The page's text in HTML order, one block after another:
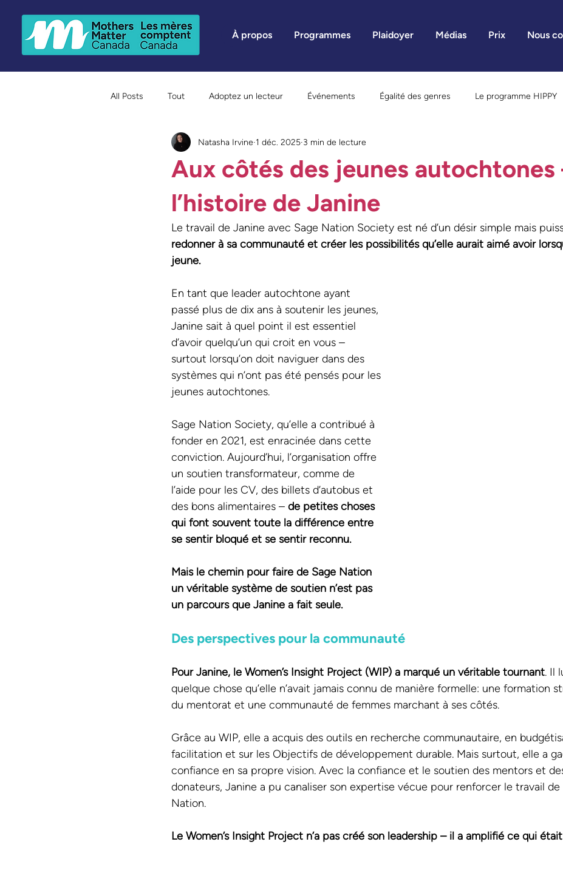
À propos Programmes Plaidoyer Médias Prix Nous
All Posts Tout Adoptez un lecteur Événements Égalité des genres Le programme HIPPY
Immigration Welcome Week Semaine Être mère Programmes novateurs
Notre personnel en vedette Histoires inspirantes
Aux côtés des jeunes autochtones
l’histoire de Janine
Natasha Irvine 1 déc. 2025 3 min de lecture
Le travail de Janine avec Sage Nation Society est né d’un désir simple mais
redonner à sa communauté et créer les possibilités qu’elle aurait aimé avoir
jeune.
En tant que leader autochtone ayant
passé plus de dix ans à soutenir les jeunes,
Janine sait à quel point il est essentiel
d’avoir quelqu’un qui croit en vous –
surtout lorsqu’on doit naviguer dans des
systèmes qui n’ont pas été pensés pour les
jeunes autochtones.
Sage Nation Society, qu’elle a contribué à
fonder en 2021, est enracinée dans cette
conviction. Aujourd’hui, l’organisation offre
un soutien transformateur, comme de
l’aide pour les CV, des billets d’autobus et
des bons alimentaires – de petites choses
qui font souvent toute la différence entre
se sentir bloqué et se sentir reconnu.
Mais le chemin pour faire de Sage Nation
un véritable système de soutien n’est pas
un parcours que Janine a fait seule.
Des perspectives pour la communauté
Pour Janine, le Women’s Insight Project (WIP) a marqué un véritable tournant. Il
quelque chose qu’elle n’avait jamais connu de manière formelle: une formation
du mentorat et une communauté de femmes marchant à ses côtés.
Grâce au WIP, elle a acquis des outils en recherche communautaire, en
facilitation et sur les Objectifs de développement durable. Mais surtout, elle a
confiance en sa propre vision. Avec la confiance et le soutien des mentors et
donateurs, Janine a pu canaliser son expertise vécue pour renforcer le travail de
Nation.
Le Women’s Insight Project n’a pas créé son leadership – il a amplifié ce qui